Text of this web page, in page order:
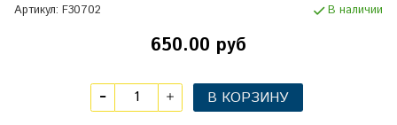
Артикул: F30702 В наличии
650.00 руб
В КОРЗИНУ